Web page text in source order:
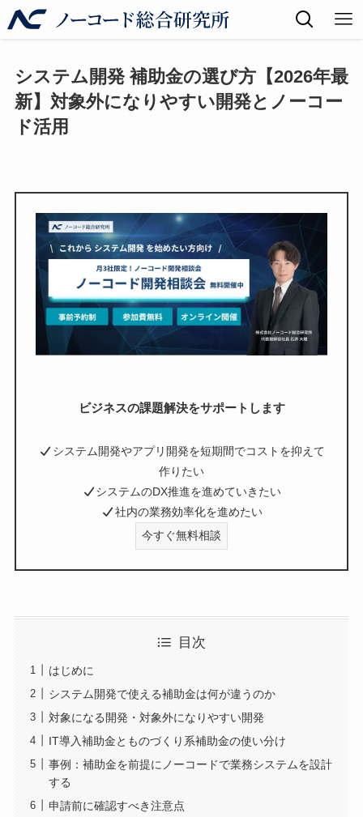
システム開発 補助金の選び方【2026年最
新】対象外になりやすい開発とノーコー
ド活用
ビジネスの課題解決をサポートします
システム開発やアプリ開発を短期間でコストを抑えて
作りたい
システムのDX推進を進めていきたい
社内の業務効率化を進めたい
今すぐ無料相談
目次
はじめに
システム開発で使える補助金は何が違うのか
対象になる開発・対象外になりやすい開発
IT導入補助金とものづくり系補助金の使い分け
事例：補助金を前提にノーコードで業務システムを設計
する
申請前に確認すべき注意点